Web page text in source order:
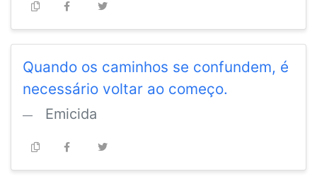
Quando os caminhos se confundem, é
necessário voltar ao começo.
Emicida